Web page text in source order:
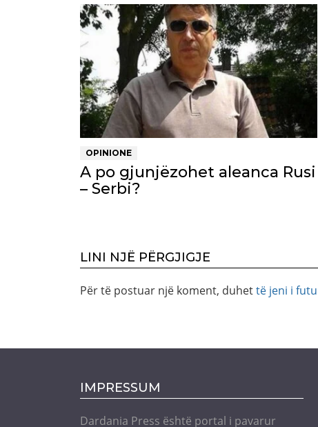
OPINIONE
A po gjunjëzohet aleanca Rusi
– Serbi?
LINI NJË PËRGJIGJE
Për të postuar një koment, duhettë jeni i
IMPRESSUM
Dardania Press është portal i pavarur